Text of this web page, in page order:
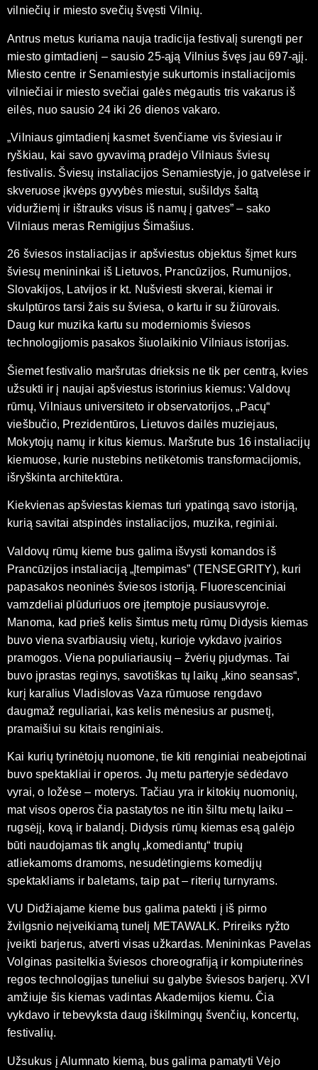
vilniečių ir miesto svečių švęsti Vilnių.
Antrus metus kuriama nauja tradicija festivalį surengti per
miesto gimtadienį – sausio 25-ąją Vilnius švęs jau 697-ąjį.
Miesto centre ir Senamiestyje sukurtomis instaliacijomis
vilniečiai ir miesto svečiai galės mėgautis tris vakarus iš
eilės, nuo sausio 24 iki 26 dienos vakaro.
„Vilniaus gimtadienį kasmet švenčiame vis šviesiau ir
ryškiau, kai savo gyvavimą pradėjo Vilniaus šviesų
festivalis. Šviesų instaliacijos Senamiestyje, jo gatvelėse ir
skveruose įkvėps gyvybės miestui, sušildys šaltą
viduržiemį ir ištrauks visus iš namų į gatves” – sako
Vilniaus meras Remigijus Šimašius.
26 šviesos instaliacijas ir apšviestus objektus šįmet kurs
šviesų menininkai iš Lietuvos, Prancūzijos, Rumunijos,
Slovakijos, Latvijos ir kt. Nušviesti skverai, kiemai ir
skulptūros tarsi žais su šviesa, o kartu ir su žiūrovais.
Daug kur muzika kartu su moderniomis šviesos
technologijomis pasakos šiuolaikinio Vilniaus istorijas.
Šiemet festivalio maršrutas drieksis ne tik per centrą, kvies
užsukti ir į naujai apšviestus istorinius kiemus: Valdovų
rūmų, Vilniaus universiteto ir observatorijos, „Pacų“
viešbučio, Prezidentūros, Lietuvos dailės muziejaus,
Mokytojų namų ir kitus kiemus. Maršrute bus 16 instaliacijų
kiemuose, kurie nustebins netikėtomis transformacijomis,
išryškinta architektūra.
Kiekvienas apšviestas kiemas turi ypatingą savo istoriją,
kurią savitai atspindės instaliacijos, muzika, reginiai.
Valdovų rūmų kieme bus galima išvysti komandos iš
Prancūzijos instaliaciją „Įtempimas” (TENSEGRITY), kuri
papasakos neoninės šviesos istoriją. Fluorescenciniai
vamzdeliai plūduriuos ore įtemptoje pusiausvyroje.
Manoma, kad prieš kelis šimtus metų rūmų Didysis kiemas
buvo viena svarbiausių vietų, kurioje vykdavo įvairios
pramogos. Viena populiariausių – žvėrių pjudymas. Tai
buvo įprastas reginys, savotiškas tų laikų „kino seansas“,
kurį karalius Vladislovas Vaza rūmuose rengdavo
daugmaž reguliariai, kas kelis mėnesius ar pusmetį,
pramaišiui su kitais renginiais.
Kai kurių tyrinėtojų nuomone, tie kiti renginiai neabejotinai
buvo spektakliai ir operos. Jų metu parteryje sėdėdavo
vyrai, o ložėse – moterys. Tačiau yra ir kitokių nuomonių,
mat visos operos čia pastatytos ne itin šiltu metų laiku –
rugsėjį, kovą ir balandį. Didysis rūmų kiemas esą galėjo
būti naudojamas tik anglų „komediantų“ trupių
atliekamoms dramoms, nesudėtingiems komedijų
spektakliams ir baletams, taip pat – riterių turnyrams.
VU Didžiajame kieme bus galima patekti į iš pirmo
žvilgsnio neįveikiamą tunelį METAWALK. Prireiks ryžto
įveikti barjerus, atverti visas užkardas. Menininkas Pavelas
Volginas pasitelkia šviesos choreografiją ir kompiuterinės
regos technologijas tuneliui su galybe šviesos barjerų. XVI
amžiuje šis kiemas vadintas Akademijos kiemu. Čia
vykdavo ir tebevyksta daug iškilmingų švenčių, koncertų,
festivalių.
Užsukus į Alumnato kiemą, bus galima pamatyti Vėjo